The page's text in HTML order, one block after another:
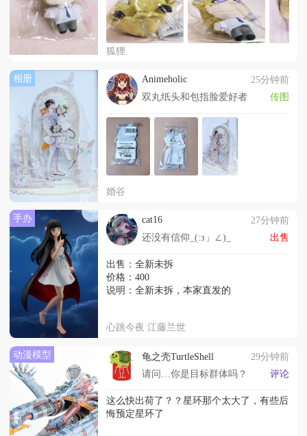
狐狸
相册 Animeholic
25分钟前
双丸纸头和包指脸爱好者
传图
婚谷
手办 cat16
27分钟前
还没有信仰_(:з」∠)_
出售
出售：全新未拆
价格：400
说明：全新未拆，本家直发的
心跳今夜 江藤兰世
动漫模型 龟之壳TurtleShell
29分钟前
请问…你是目标群体吗？
评论
这么快出荷了？？星环那个太大了，有些后
悔预定星环了